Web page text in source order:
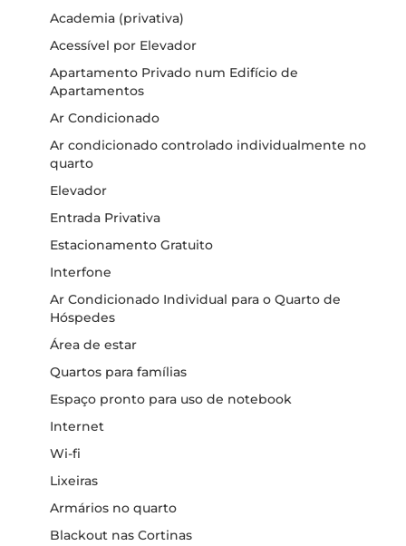
Academia (privativa)
Acessível por Elevador
Apartamento Privado num Edifício de
Apartamentos
Ar Condicionado
Ar condicionado controlado individualmente no
quarto
Elevador
Entrada Privativa
Estacionamento Gratuito
Interfone
Ar Condicionado Individual para o Quarto de
Hóspedes
Área de estar
Quartos para famílias
Espaço pronto para uso de notebook
Internet
Wi-fi
Lixeiras
Armários no quarto
Blackout nas Cortinas